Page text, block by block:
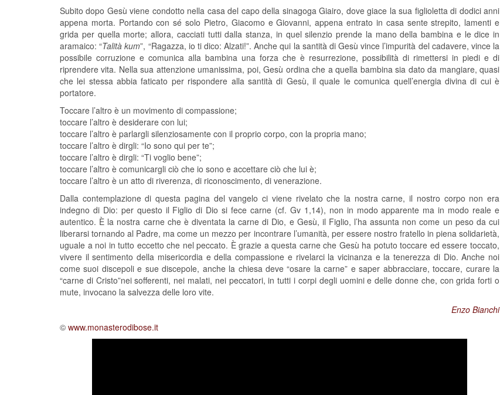
Subito dopo Gesù viene condotto nella casa del capo della sinagoga Giairo, dove giace la sua figlioletta di dodici anni
appena morta. Portando con sé solo Pietro, Giacomo e Giovanni, appena entrato in casa sente strepito, lamenti e
grida per quella morte; allora, cacciati tutti dalla stanza, in quel silenzio prende la mano della bambina e le dice in
aramaico: “Talità kum”, “Ragazza, io ti dico: Alzati!”. Anche qui la santità di Gesù vince l’impurità del cadavere, vince la
possibile corruzione e comunica alla bambina una forza che è resurrezione, possibilità di rimettersi in piedi e di
riprendere vita. Nella sua attenzione umanissima, poi, Gesù ordina che a quella bambina sia dato da mangiare, quasi
che lei stessa abbia faticato per rispondere alla santità di Gesù, il quale le comunica quell’energia divina di cui è
portatore.
Toccare l’altro è un movimento di compassione;
toccare l’altro è desiderare con lui;
toccare l’altro è parlargli silenziosamente con il proprio corpo, con la propria mano;
toccare l’altro è dirgli: “Io sono qui per te”;
toccare l’altro è dirgli: “Ti voglio bene”;
toccare l’altro è comunicargli ciò che io sono e accettare ciò che lui è;
toccare l’altro è un atto di riverenza, di riconoscimento, di venerazione.
Dalla contemplazione di questa pagina del vangelo ci viene rivelato che la nostra carne, il nostro corpo non era
indegno di Dio: per questo il Figlio di Dio si fece carne (cf. Gv 1,14), non in modo apparente ma in modo reale e
autentico. È la nostra carne che è diventata la carne di Dio, e Gesù, il Figlio, l’ha assunta non come un peso da cui
liberarsi tornando al Padre, ma come un mezzo per incontrare l’umanità, per essere nostro fratello in piena solidarietà,
uguale a noi in tutto eccetto che nel peccato. È grazie a questa carne che Gesù ha potuto toccare ed essere toccato,
vivere il sentimento della misericordia e della compassione e rivelarci la vicinanza e la tenerezza di Dio. Anche noi
come suoi discepoli e sue discepole, anche la chiesa deve “osare la carne” e saper abbracciare, toccare, curare la
“carne di Cristo”nei sofferenti, nei malati, nei peccatori, in tutti i corpi degli uomini e delle donne che, con grida forti o
mute, invocano la salvezza delle loro vite.
Enzo Bianchi
© www.monasterodibose.it